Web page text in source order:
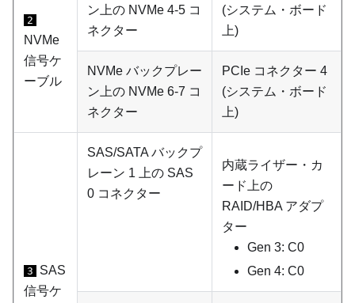
2
NVMe
信号ケ
ーブル
ン上の NVMe 4-5 コ
ネクター
(システム・ボード
上)
NVMe バックプレー
ン上の NVMe 6-7 コ
ネクター
PCIe コネクター 4
(システム・ボード
上)
3
SAS
信号ケ
SAS/SATA バックプ
レーン 1 上の SAS
0 コネクター
内蔵ライザー・カ
ード上の
RAID/HBA アダプ
ター
Gen 3: C0
Gen 4: C0